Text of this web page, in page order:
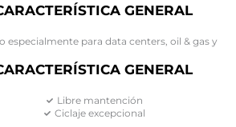
GENERAL
especialmente para data centers, oil & gas y
GENERAL
Libre mantención
Ciclaje excepcional